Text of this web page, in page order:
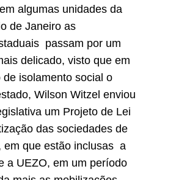
algumas unidades da
de Janeiro as
passam por um
delicado, visto que em
isolamento social o
Wilson Witzel enviou
um Projeto de Lei
das sociedades de
em que estão inclusas a
a UEZO, em um período